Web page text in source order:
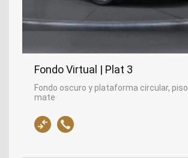
Fondo Virtual | Plat 3
Fondo oscuro y plataforma circular, piso
mate